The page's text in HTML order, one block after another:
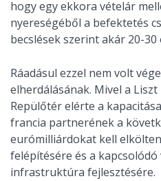
hogy egy ekkora vételár
nyereségéből a befektetés
becslések szerint akár 20-
Ráadásul ezzel nem volt
elherdálásának. Mivel a
Repülőtér elérte a
francia partnerének a
eurómilliárdokat kell
felépítésére és a
infrastruktúra fejlesztésére.